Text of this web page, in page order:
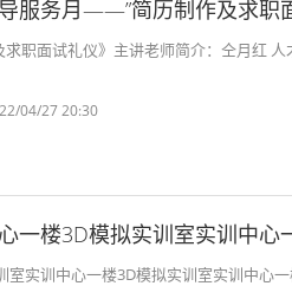
服务月——”简历制作及求职
职面试礼仪》主讲老师简介：仝月红 人
04/27 20:30
一楼3D模拟实训室实训中心
室实训中心一楼3D模拟实训室实训中心